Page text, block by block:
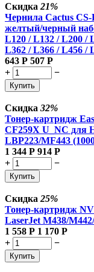
Скидка 21%
Чернила Cactus
желтый/черный
L120 / L132 / L200 /
L362 / L366 / L456 /
643 Р 507 Р
+
−
Купить
Скидка 32%
Тонер-картридж
CF259X U_NC для
LBP223/MF443
1 344 Р 914 Р
+
−
Купить
Скидка 25%
Тонер-картридж
LaserJet M438/
1 558 Р 1 170 Р
+
−
Купить